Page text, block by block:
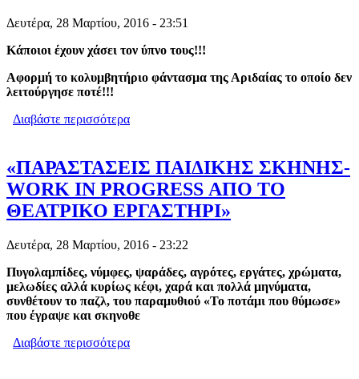
Δευτέρα, 28 Μαρτίου, 2016 - 23:51
Κάποιοι έχουν χάσει τον ύπνο τους!!!
Αφορμή το κολυμβητήριο φάντασμα της Αριδαίας το οποίο δεν
λειτούργησε ποτέ!!!
Διαβάστε περισσότερα
«ΠΑΡΑΣΤΑΣΕΙΣ ΠΑΙΔΙΚΗΣ ΣΚΗΝΗΣ-
WORK IN PROGRESS ΑΠΟ ΤΟ
ΘΕΑΤΡΙΚΟ ΕΡΓΑΣΤΗΡΙ»
Δευτέρα, 28 Μαρτίου, 2016 - 23:22
Πυγολαμπίδες, νύμφες, ψαράδες, αγρότες, εργάτες, χρώματα,
μελωδίες αλλά κυρίως κέφι, χαρά και πολλά μηνύματα,
συνθέτουν το παζλ, του παραμυθιού «Το ποτάμι που θύμωσε»
που έγραψε και σκηνοθε
Διαβάστε περισσότερα